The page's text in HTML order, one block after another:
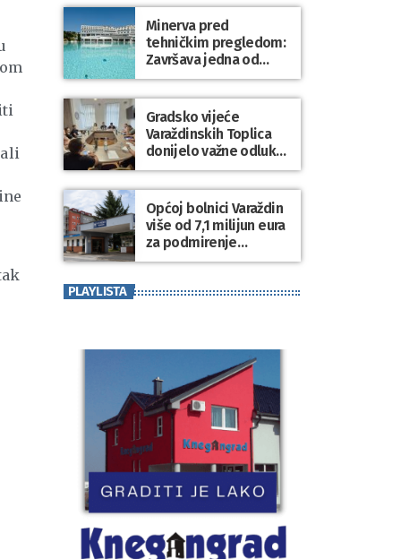
Minerva pred
tehničkim pregledom:
Završava jedna od
najvećih investicija u
zdravstveni turizam
Varaždinske županije
Gradsko vijeće
Varaždinskih Toplica
donijelo važne odluke
za kvalitetnije
upravljanje gradskom
imovinom i
komunalnim sustavom
Općoj bolnici Varaždin
više od 7,1 milijun eura
za podmirenje
dospjelih obveza
PLAYLISTA